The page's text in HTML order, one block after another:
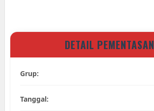
DETAIL PEMENTASAN
Grup:
Tanggal: